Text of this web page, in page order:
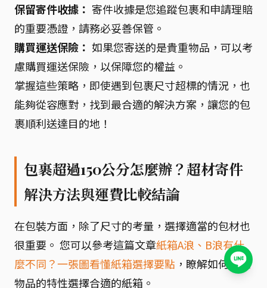
保留寄件收據： 寄件收據是您追蹤包裹和申請理賠
的重要憑證，請務必妥善保管。
購買運送保險： 如果您寄送的是貴重物品，可以考
慮購買運送保險，以保障您的權益。
掌握這些策略，即使遇到包裹尺寸超標的情況，也
能夠從容應對，找到最合適的解決方案，讓您的包
裹順利送達目的地！
包裹超過150公分怎麼辦？超材寄件
解決方法與運費比較結論
在包裝方面，除了尺寸的考量，選擇適當的包材也
很重要。 您可以參考這篇文章紙箱A浪、B浪有什
麼不同？一張圖看懂紙箱選擇要點 ，瞭解如何根據
物品的特性選擇合適的紙箱。